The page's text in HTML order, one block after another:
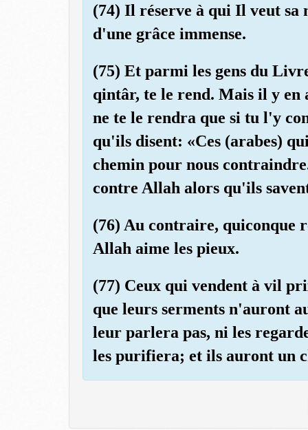
(74) Il réserve à qui Il veut
d'une grâce immense.
(75) Et parmi les gens du
qintâr, te le rend. Mais il y en
ne te le rendra que si tu l'y
qu'ils disent: «Ces (arabes)
chemin pour nous
contre Allah alors qu'ils
(76) Au contraire, quiconque
Allah aime les pieux.
(77) Ceux qui vendent à vil
que leurs serments n'auront
leur parlera pas, ni les
les purifiera; et ils auront un